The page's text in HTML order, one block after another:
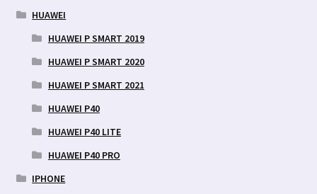
HUAWEI
HUAWEI P SMART 2019
HUAWEI P SMART 2020
HUAWEI P SMART 2021
HUAWEI P40
HUAWEI P40 LITE
HUAWEI P40 PRO
IPHONE